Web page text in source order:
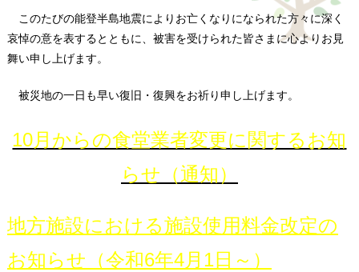
このたびの能登半島地震によりお亡くなりになられた方々に深く
哀悼の意を表するとともに、被害を受けられた皆さまに心よりお見
舞い申し上げます。
被災地の一日も早い復旧・復興をお祈り申し上げます。
10月からの食堂業者変更に関するお知
らせ（通知）
地方施設における施設使用料金改定の
お知らせ（令和6年4月1日～）